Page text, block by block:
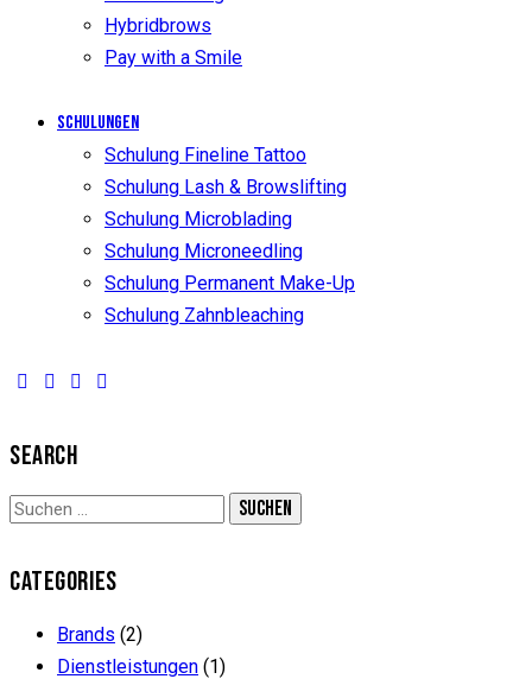
Hybridbrows
Pay with a Smile
Schulungen
Schulung Fineline Tattoo
Schulung Lash & Browslifting
Schulung Microblading
Schulung Microneedling
Schulung Permanent Make-Up
Schulung Zahnbleaching
SEARCH
CATEGORIES
Brands (2)
Dienstleistungen (1)